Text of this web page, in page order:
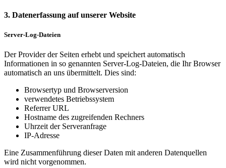
3. Datenerfassung auf unserer Website
Server-Log-Dateien
Der Provider der Seiten erhebt und speichert automatisch
Informationen in so genannten Server-Log-Dateien, die Ihr Browser
automatisch an uns übermittelt. Dies sind:
Browsertyp und Browserversion
verwendetes Betriebssystem
Referrer URL
Hostname des zugreifenden Rechners
Uhrzeit der Serveranfrage
IP-Adresse
Eine Zusammenführung dieser Daten mit anderen Datenquellen
wird nicht vorgenommen.